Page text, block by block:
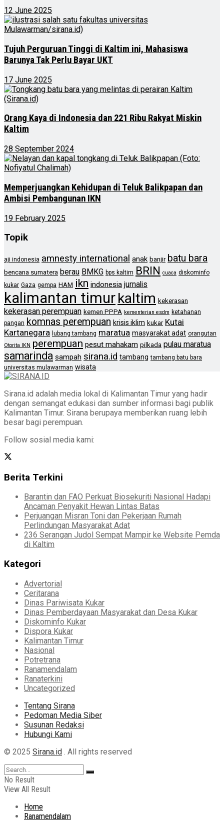
12 June 2025
Tujuh Perguruan Tinggi di Kaltim ini, Mahasiswa
Barunya Tak Perlu Bayar UKT
17 June 2025
Orang Kaya di Indonesia dan 221 Ribu Rakyat Miskin
Kaltim
28 September 2024
Memperjuangkan Kehidupan di Teluk Balikpapan dan
Ambisi Pembangunan IKN
19 February 2025
Topik
aji indonesia amnesty international anak banjir batu bara
bencana sumatera berau BMKG bps kaltim BRIN cuaca diskominfo
kukar Gaza gempa HAM ikn indonesia jurnalis
kalimantan timurkaltim kekerasan
kekerasan perempuan kemen PPPA kementerian esdm ketahanan
pangan komnas perempuan krisis iklim kukar Kutai
Kartanegara lubang tambang maratua masyarakat adat orangutan
Otorita IKN perempuan pesut mahakam pilkada pulau maratua
samarinda sampah sirana.id tambang tambang batu bara
universitas mulawarman wisata
Sirana.id adalah media lokal di Kalimantan Timur yang hadir
dengan semangat edukasi dan sumber informasi bagi publik
Kalimantan Timur. Sirana berupaya memberikan ruang lebih
besar bagi perempuan.
Follow sosial media kami:
Berita Terkini
Barantin dan FAO Perkuat Biosekuriti Nasional Hadapi
Ancaman Penyakit Hewan Lintas Batas
Perjuangan Misran Toni dan Pekerjaan Rumah
Perlindungan Masyarakat Adat
236 Serangan Judol Sempat Mampir ke Website Pemda
di Kaltim
Kategori
Advertorial
Ceritarana
Dinas Pariwisata Kukar
Dinas Pemberdayaan Masyarakat dan Desa Kukar
Diskominfo Kukar
Dispora Kukar
Kalimantan Timur
Nasional
Potretrana
Ranamendalam
Ranaterkini
Uncategorized
Tentang Sirana
Pedoman Media Siber
Susunan Redaksi
Hubungi Kami
© 2025 Sirana.id . All rights reserved
No Result
View All Result
Home
Ranamendalam